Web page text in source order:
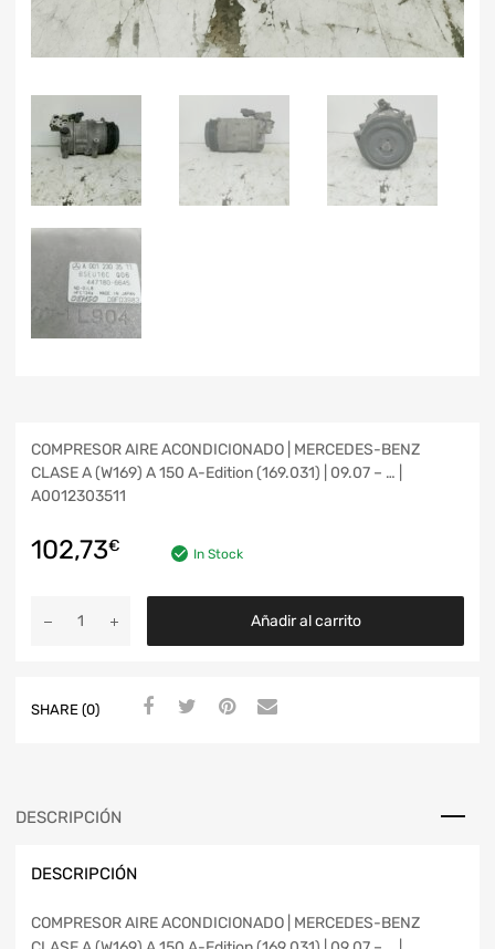
COMPRESOR AIRE ACONDICIONADO | MERCEDES-BENZ
CLASE A (W169) A 150 A-Edition (169.031) | 09.07 – … |
A0012303511
102,73€ In Stock
Añadir al carrito
SHARE (0)
DESCRIPCIÓN
DESCRIPCIÓN
COMPRESOR AIRE ACONDICIONADO | MERCEDES-BENZ